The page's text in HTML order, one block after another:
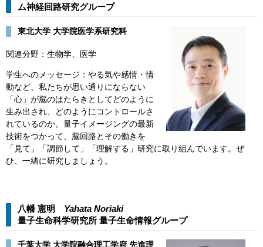
ム神経回路研究グループ​
東北大学 大学院医学系研究科
関連分野：生物学、医学
学生へのメッセージ：やる気や感情・情
動など、私たちが思い通りにならない
「心」が脳のはたらきとしてどのように
生み出され、どのようにコントロールさ
れているのか。量子イメージングの最新
技術をつかって、脳回路とその働きを
「見て」「調節して」「理解する」研究に取り組んでいます。ぜ
ひ、一緒に研究しましょう。
八幡 憲明 Yahata Noriaki
量子生命科学研究所 量子生命情報グループ​​
​​​​千葉大学 大学院融合理工学府 先進理